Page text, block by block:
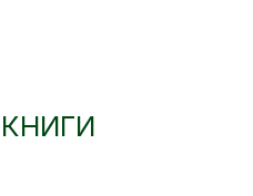
КНИГИ